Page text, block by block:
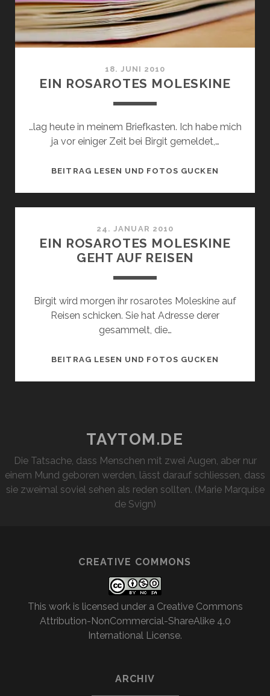
18. JUNI 2010
EIN ROSAROTES MOLESKINE
…lag heute in meinem Briefkasten. Ich habe mich
ja vor einiger Zeit bei Birgit gemeldet,…
BEITRAG LESEN UND FOTOS GUCKEN
24. JANUAR 2010
EIN ROSAROTES MOLESKINE
GEHT AUF REISEN
Birgit wird morgen ihr rosarotes Moleskine auf
Reisen schicken. Sie hat Adresse derer
gesammelt, die…
BEITRAG LESEN UND FOTOS GUCKEN
TAYTOM.DE
Die Tatsache, dass Menschen mit zwei Augen, aber nur
einem Mund geboren werden, lässt darauf schliessen, dass
sie zweimal soviel sehen als reden sollten. (Marie Marquise
de Svign)
CREATIVE COMMONS
This work is licensed under a Creative Commons
Attribution-NonCommercial-ShareAlike 4.0
International License.
ARCHIV